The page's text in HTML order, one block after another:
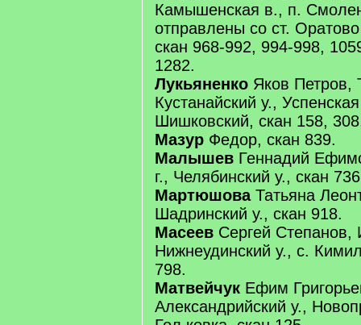
Камышенская в., п.
отправлены со ст.
скан 968-992, 994-998,
1282.
Лукьяненко Яков Петров,
Кустанайский у.,
Шишковский, скан 158,
Мазур Федор, скан 839.
Малышев Геннадий
г., Челябинский у., скан
МартюшоваТатьяна
Шадринский у., скан 918.
Масеев Сергей Степанов,
Нижнеудинский у., с.
798.
Матвейчук Ефим
Александрийский у.,